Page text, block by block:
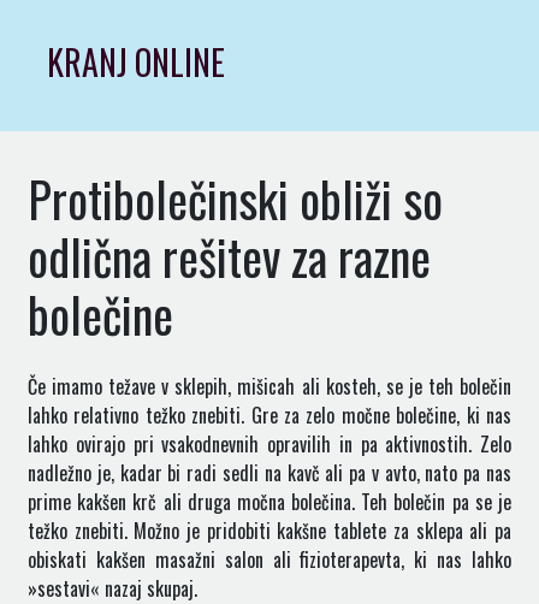
contentKRANJ ONLINE
Protibolečinski obliži so
odlična rešitev za razne
bolečine
Če imamo težave v sklepih, mišicah ali kosteh, se je teh bolečin
lahko relativno težko znebiti. Gre za zelo močne bolečine, ki nas
lahko ovirajo pri vsakodnevnih opravilih in pa aktivnostih. Zelo
nadležno je, kadar bi radi sedli na kavč ali pa v avto, nato pa nas
prime kakšen krč ali druga močna bolečina. Teh bolečin pa se je
težko znebiti. Možno je pridobiti kakšne tablete za sklepa ali pa
obiskati kakšen masažni salon ali fizioterapevta, ki nas lahko
»sestavi« nazaj skupaj.